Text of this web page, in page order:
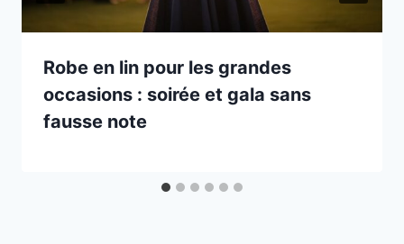
Robe en lin pour les grandes
occasions : soirée et gala sans
fausse note